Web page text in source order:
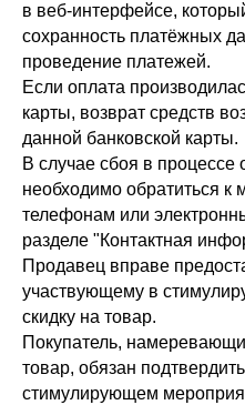
в веб-интерфейсе,
сохранность платёжных
проведение платежей.
Если оплата
карты, возврат средств
данной банковской карты.
В случае сбоя в процессе
необходимо обратиться
телефонам или
разделе "Контактная
Продавец вправе
участвующему в
скидку на товар.
Покупатель,
товар, обязан
стимулирующем